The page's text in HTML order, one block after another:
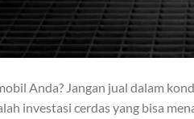
Anda? Jangan jual dalam
investasi cerdas yang bisa